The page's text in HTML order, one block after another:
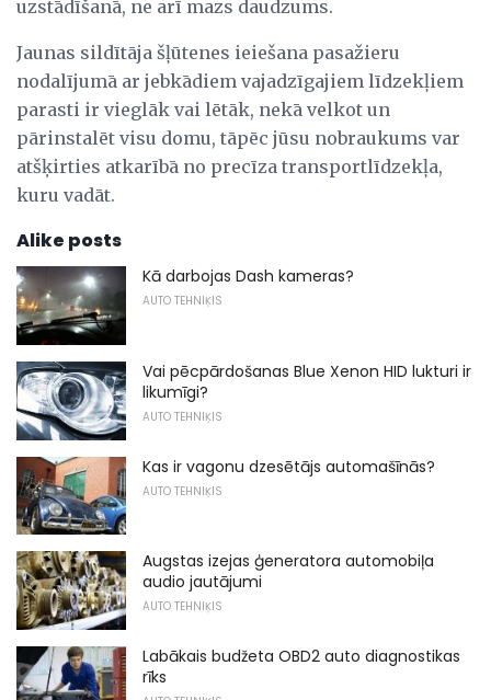
uzstādīšanā, ne arī mazs daudzums.
Jaunas sildītāja šļūtenes ieiešana pasažieru
nodalījumā ar jebkādiem vajadzīgajiem līdzekļiem
parasti ir vieglāk vai lētāk, nekā velkot un
pārinstalēt visu domu, tāpēc jūsu nobraukums var
atšķirties atkarībā no precīza transportlīdzekļa,
kuru vadāt.
Alike posts
Kā darbojas Dash kameras?
AUTO TEHNIĶIS
Vai pēcpārdošanas Blue Xenon HID lukturi ir
likumīgi?
AUTO TEHNIĶIS
Kas ir vagonu dzesētājs automašīnās?
AUTO TEHNIĶIS
Augstas izejas ģeneratora automobiļa
audio jautājumi
AUTO TEHNIĶIS
Labākais budžeta OBD2 auto diagnostikas
rīks